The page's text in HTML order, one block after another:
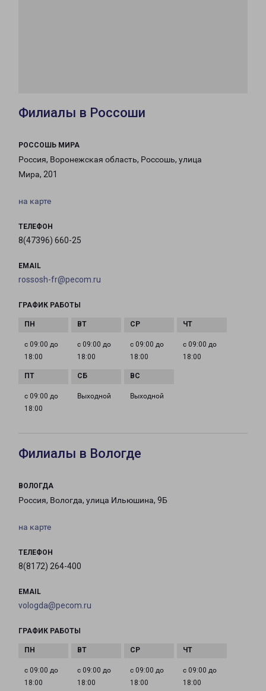
Филиалы в Россоши
РОССОШЬ МИРА
Россия, Воронежская область, Россошь, улица
Мира, 201
на карте
ТЕЛЕФОН
8(47396) 660-25
EMAIL
rossosh-fr@pecom.ru
ГРАФИК РАБОТЫ
с 09:00 до
18:00
с 09:00 до
18:00
с 09:00 до
18:00
с 09:00 до
18:00
с 09:00 до
18:00
Выходной Выходной
Филиалы в Вологде
ВОЛОГДА
Россия, Вологда, улица Ильюшина, 9Б
на карте
ТЕЛЕФОН
8(8172) 264-400
EMAIL
vologda@pecom.ru
ГРАФИК РАБОТЫ
с 09:00 до
18:00
с 09:00 до
18:00
с 09:00 до
18:00
с 09:00 до
18:00